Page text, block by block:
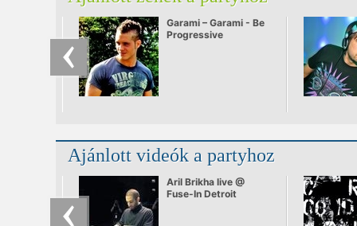
Garami – Garami - Be
Progressive
Ajánlott videók a partyhoz
Aril Brikha live @
Fuse-In Detroit